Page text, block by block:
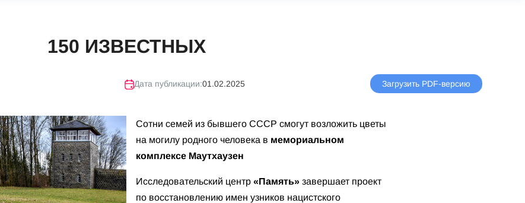
150 ИЗВЕСТНЫХ
Дата публикации:01.02.2025 Загрузить PDF-версию
Сотни семей из бывшего СССР смогут возложить цветы
на могилу родного человека в мемориальном
комплексе Маутхаузен
Исследовательский центр «Память» завершает проект
по восстановлению имен узников нацистского